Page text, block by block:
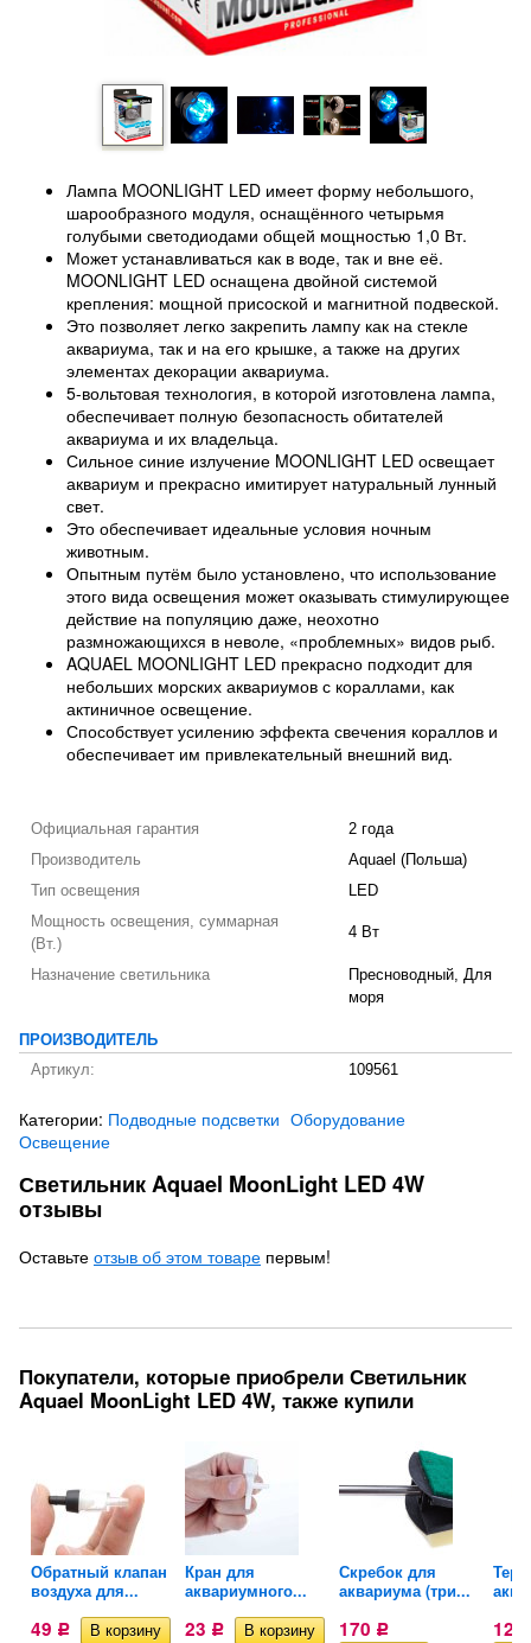
Лампа MOONLIGHT LED имеет форму небольшого,
шарообразного модуля, оснащённого четырьмя
голубыми светодиодами общей мощностью 1,0 Вт.
Может устанавливаться как в воде, так и вне её.
MOONLIGHT LED оснащена двойной системой
крепления: мощной присоской и магнитной подвеской.
Это позволяет легко закрепить лампу как на стекле
аквариума, так и на его крышке, а также на других
элементах декорации аквариума.
5-вольтовая технология, в которой изготовлена лампа,
обеспечивает полную безопасность обитателей
аквариума и их владельца.
Сильное синие излучение MOONLIGHT LED освещает
аквариум и прекрасно имитирует натуральный лунный
свет.
Это обеспечивает идеальные условия ночным
животным.
Опытным путём было установлено, что использование
этого вида освещения может оказывать стимулирующее
действие на популяцию даже, неохотно
размножающихся в неволе, «проблемных» видов рыб.
AQUAEL MOONLIGHT LED прекрасно подходит для
небольших морских аквариумов с кораллами, как
актиничное освещение.
Способствует усилению эффекта свечения кораллов и
обеспечивает им привлекательный внешний вид.
Официальная гарантия
2 года
Производитель
Aquael (Польша)
Тип освещения
LED
Мощность освещения, суммарная
(Вт.)
4 Вт
Назначение светильника
Пресноводный, Для
моря
ПРОИЗВОДИТЕЛЬ
Артикул:
109561
Категории: Подводные подсветки Оборудование
Освещение
Светильник Aquael MoonLight LED 4W
отзывы
Оставьте отзыв об этом товаре первым!
Покупатели, которые приобрели Светильник
Aquael MoonLight LED 4W, также купили
Обратный клапан
воздуха для...
49 Р
Кран для
аквариумного...
23 Р
Скребок для
аквариума (три...
170 Р 123